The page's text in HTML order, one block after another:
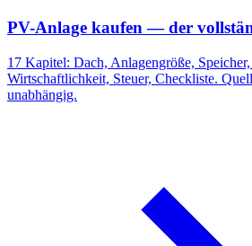
PV-Anlage kaufen — der
17 Kapitel: Dach, Anlagengröße,
Wirtschaftlichkeit, Steuer, Checkliste.
unabhängig.